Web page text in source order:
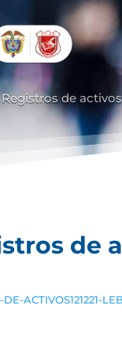
Registros de
de
DE-ACTIVOS121221-